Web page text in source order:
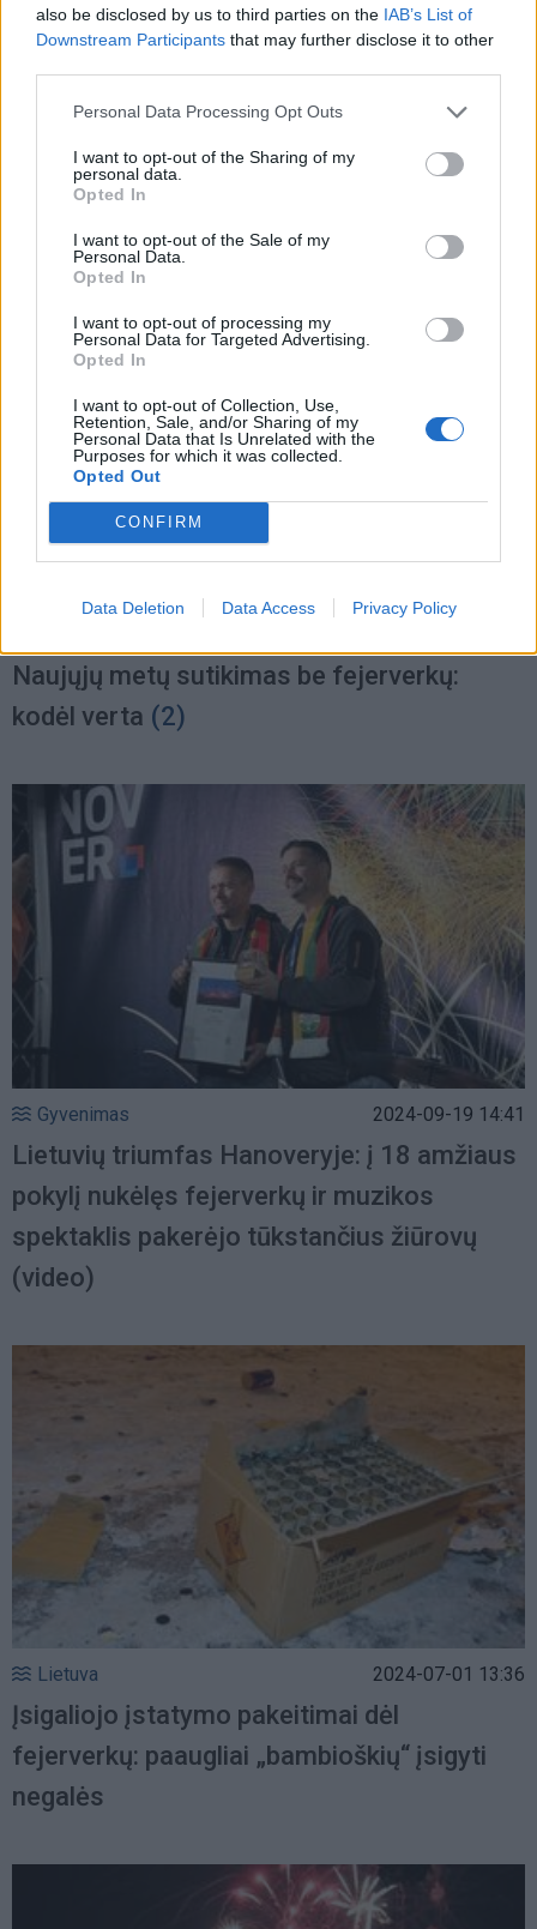
also be disclosed by us to third parties on the IAB’s List of
Downstream Participants that may further disclose it to other
Personal Data Processing Opt Outs
I want to opt-out of the Sharing of my
personal data.
Opted In
I want to opt-out of the Sale of my
Personal Data.
Opted In
I want to opt-out of processing my
Personal Data for Targeted Advertising.
Opted In
I want to opt-out of Collection, Use,
Retention, Sale, and/or Sharing of my
Personal Data that Is Unrelated with the
Purposes for which it was collected.
Opted Out
CONFIRM
Data Deletion Data Access Privacy Policy
Pirmą kartą Naujųjų metų naktį Graikijos
miestų dangų nušvies gyvūnų
negąsdinantys tylūs fejerverkai
Naujųjų metų sutikimas be fejerverkų:
kodėl verta (2)
Gyvenimas 2024-09-19 14:41
Lietuvių triumfas Hanoveryje: į 18 amžiaus
pokylį nukėlęs fejerverkų ir muzikos
spektaklis pakerėjo tūkstančius žiūrovų
(video)
Lietuva 2024-07-01 13:36
Įsigaliojo įstatymo pakeitimai dėl
fejerverkų: paaugliai „bambioškių“ įsigyti
negalės